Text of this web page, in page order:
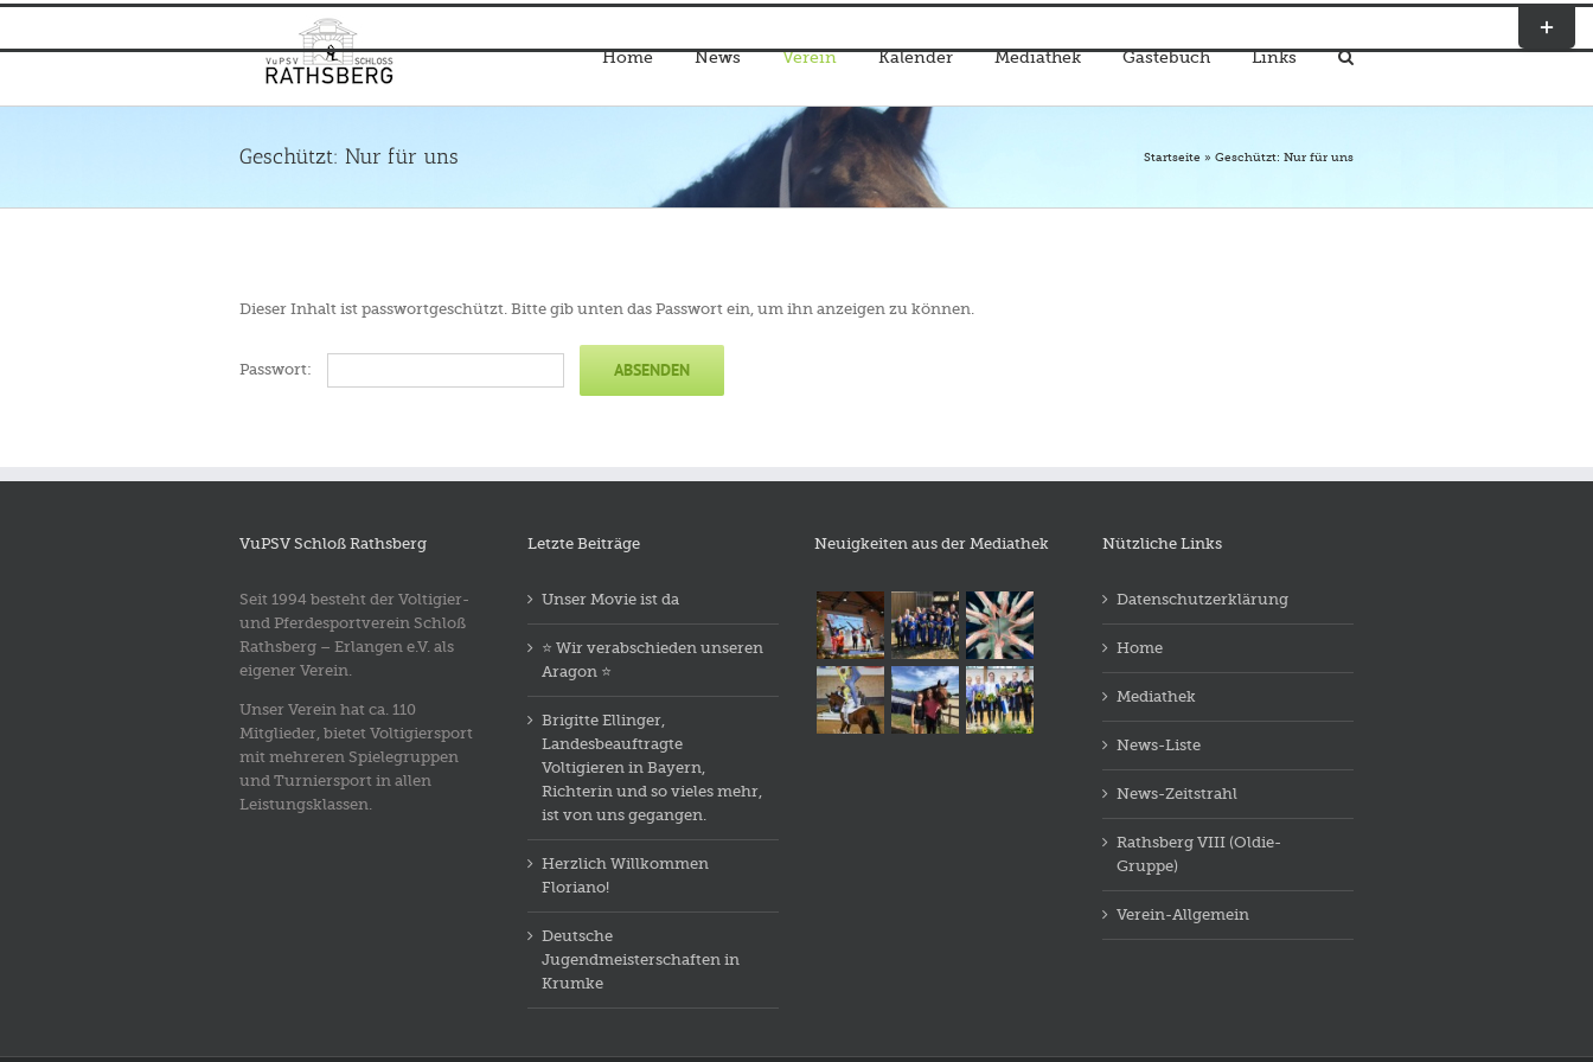
Zum
springen
Home News Verein Kalender Mediathek Gästebuch Links
Geschützt: Nur für uns Startseite » Geschützt: Nur für uns
Dieser Inhalt ist passwortgeschützt. Bitte gib unten das Passwort ein, um ihn anzeigen zu können.
Passwort:
VuPSV Schloß Rathsberg
Seit 1994 besteht der Voltigier-
und Pferdesportverein Schloß
Rathsberg – Erlangen e.V. als
eigener Verein.
Unser Verein hat ca. 110
Mitglieder, bietet Voltigiersport
mit mehreren Spielegruppen
und Turniersport in allen
Leistungsklassen.
Letzte Beiträge
Unser Movie ist da
⭐️ Wir verabschieden unseren
Aragon ⭐️
Brigitte Ellinger,
Landesbeauftragte
Voltigieren in Bayern,
Richterin und so vieles mehr,
ist von uns gegangen.
Herzlich Willkommen
Floriano!
Deutsche
Jugendmeisterschaften in
Krumke
Neuigkeiten aus der Mediathek Nützliche Links
Datenschutzerklärung
Home
Mediathek
News-Liste
News-Zeitstrahl
Rathsberg VIII (Oldie-
Gruppe)
Verein-Allgemein
Toggle
Sliding